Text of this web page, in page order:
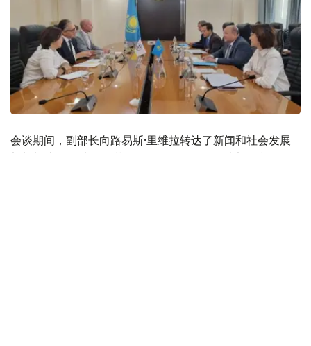
会谈期间，副部长向路易斯·里维拉转达了新闻和社会发展
部部长达尔汗·克德尔艾里的问候，并介绍了该部的主要职